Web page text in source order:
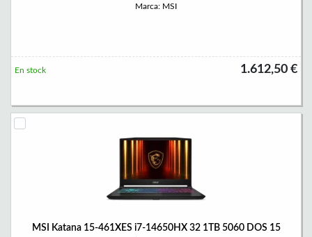
Marca: MSI
1.612,50 €
En stock
MSI Katana 15-461XES i7-14650HX 32 1TB 5060 DOS 15